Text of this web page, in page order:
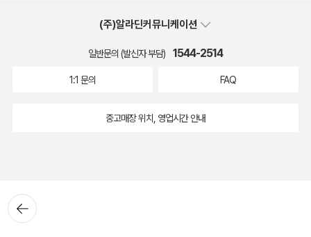
뒤로가
기
(주)알라딘커뮤니케이션
일반문의 (발신자 부담) 1544-2514
1:1 문의 FAQ
중고매장 위치, 영업시간 안내